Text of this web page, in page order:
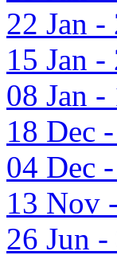
22 Jan -
15 Jan -
08 Jan -
18 Dec
04 Dec
13 Nov
26 Jun